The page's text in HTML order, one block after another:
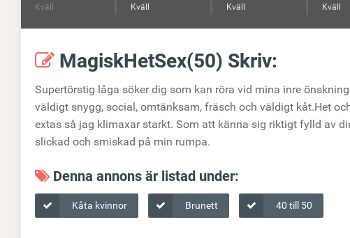
Kväll
Kväll
Kväll
Kväll
MagiskHetSex(50) Skriv:
Supertörstig låga söker dig som kan röra vid mina inre
väldigt snygg, social, omtänksam, fräsch och väldigt kåt.Het
extas så jag klimaxar starkt. Som att känna sig riktigt fylld av
slickad och smiskad på min rumpa.
Denna annons är listad under:
Kåta kvinnor Brunett 40 till 50